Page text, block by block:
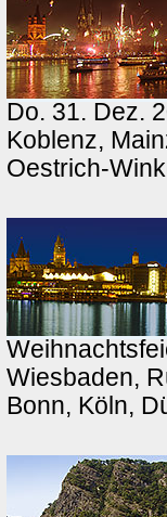
Do. 31. Dez.
Koblenz,
Oestrich-
Wiesbaden,
Bonn, Köln,